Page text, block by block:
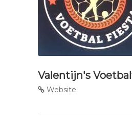
Valentijn's
Website